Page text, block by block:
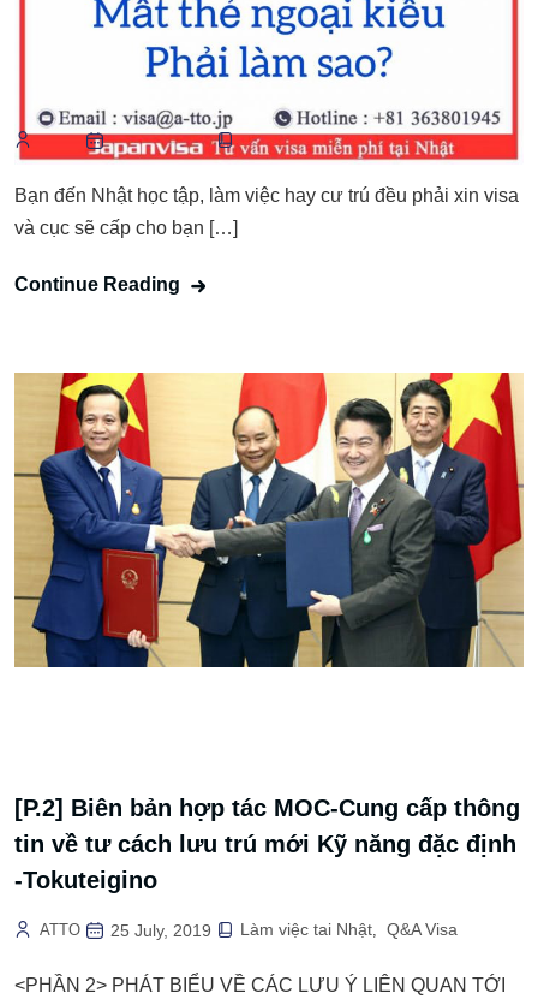
ATTO 25 July, 2019 Chia sẻ kinh nghiệm, Q&A Visa
Bạn đến Nhật học tập, làm việc hay cư trú đều phải xin visa
và cục sẽ cấp cho bạn […]
Continue Reading
[P.2] Biên bản hợp tác MOC-Cung cấp thông
tin về tư cách lưu trú mới Kỹ năng đặc định
-Tokuteigino
ATTO 25 July, 2019 Làm việc tai Nhật, Q&A Visa
<PHẦN 2> PHÁT BIỂU VỀ CÁC LƯU Ý LIÊN QUAN TỚI